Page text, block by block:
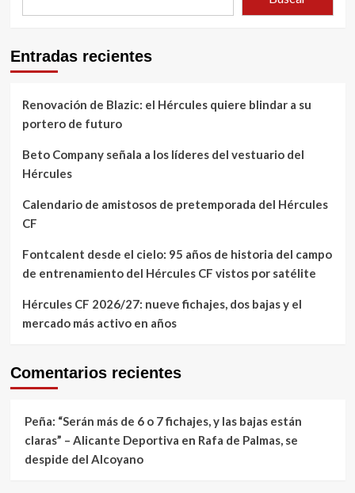
Entradas recientes
Renovación de Blazic: el Hércules quiere blindar a su
portero de futuro
Beto Company señala a los líderes del vestuario del
Hércules
Calendario de amistosos de pretemporada del Hércules
CF
Fontcalent desde el cielo: 95 años de historia del campo
de entrenamiento del Hércules CF vistos por satélite
Hércules CF 2026/27: nueve fichajes, dos bajas y el
mercado más activo en años
Comentarios recientes
Peña: “Serán más de 6 o 7 fichajes, y las bajas están
claras” – Alicante Deportiva en Rafa de Palmas, se
despide del Alcoyano